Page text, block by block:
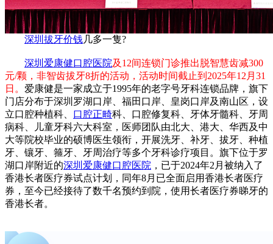
深圳拔牙价钱几多一隻?
深圳爱康健口腔医院及12间连锁门诊推出脱智慧齿减300
元/颗，非智齿拔牙8折的活动，活动时间截止到2025年12月31
日。 爱康健是一家成立于1995年的老字号牙科连锁品牌，旗下
门店分布于深圳罗湖口岸、福田口岸、皇岗口岸及南山区，设
立口腔种植科、 口腔正畸科、口腔修复科、牙体牙髓科、牙周
病科、儿童牙科六大科室，医师团队由北大、港大、华西及中
大等院校毕业的硕博医生领衔，开展洗牙、补牙、拔牙、种植
牙、镶牙、箍牙、牙周治疗等多个牙科诊疗项目。旗下位于罗
湖口岸附近的深圳爱康健口腔医院 ，已于2024年2月被纳入了
香港长者医疗券试点计划，同年8月已全面启用香港长者医疗
券，至今已经接待了数千名预约到院，使用长者医疗券睇牙的
香港长者。